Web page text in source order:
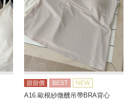
甜甜價 BEST NEW
A16.歐根紗微醺吊帶BRA背心